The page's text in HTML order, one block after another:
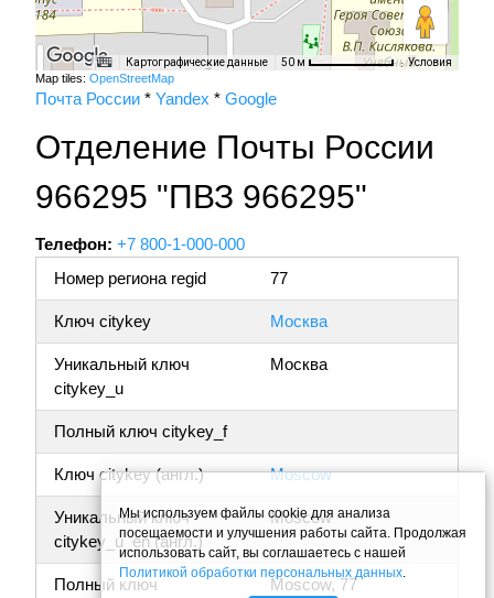
Картографические данные 50 м Условия
Map tiles: OpenStreetMap
Почта России * Yandex * Google
Отделение Почты России
966295 "ПВЗ 966295"
Телефон: +7 800-1-000-000
Номер региона regid
77
Ключ citykey Москва
Уникальный ключ
citykey_u
Москва
Полный ключ citykey_f
Ключ citykey (англ.) Moscow
Уникальный ключ
citykey_u_en (англ.)
Moscow
Полный ключ
Moscow, 77
Мы используем файлы cookie для анализа
посещаемости и улучшения работы сайта. Продолжая
использовать сайт, вы соглашаетесь с нашей
Политикой обработки персональных данных